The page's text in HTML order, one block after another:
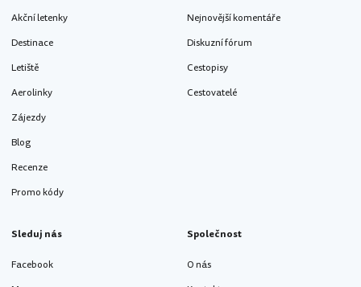
Akční letenky
Destinace
Letiště
Aerolinky
Zájezdy
Blog
Recenze
Promo kódy
Nejnovější komentáře
Diskuzní fórum
Cestopisy
Cestovatelé
Sleduj nás
Facebook
Společnost
O nás